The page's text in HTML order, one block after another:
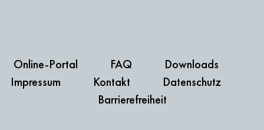
Online-Portal FAQ
Downloads
Impressum
Kontakt
Datenschutz
Barrierefreiheit